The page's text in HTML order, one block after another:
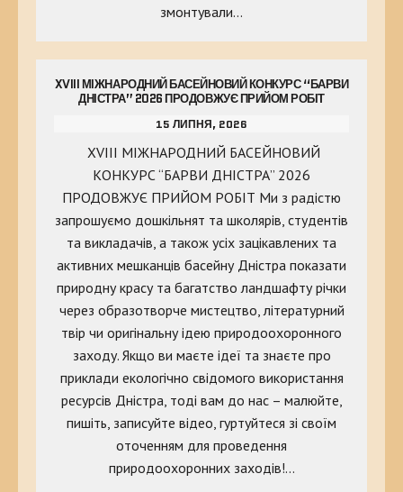
змонтували…
XVIII МІЖНАРОДНИЙ БАСЕЙНОВИЙ КОНКУРС “БАРВИ
ДНІСТРА” 2026 ПРОДОВЖУЄ ПРИЙОМ РОБІТ
15 ЛИПНЯ, 2026
XVIII МІЖНАРОДНИЙ БАСЕЙНОВИЙ
КОНКУРС “БАРВИ ДНІСТРА” 2026
ПРОДОВЖУЄ ПРИЙОМ РОБІТ Ми з радістю
запрошуємо дошкільнят та школярів, студентів
та викладачів, а також усіх зацікавлених та
активних мешканців басейну Дністра показати
природну красу та багатство ландшафту річки
через образотворче мистецтво, літературний
твір чи оригінальну ідею природоохоронного
заходу. Якщо ви маєте ідеї та знаєте про
приклади екологічно свідомого використання
ресурсів Дністра, тоді вам до нас – малюйте,
пишіть, записуйте відео, гуртуйтеся зі своїм
оточенням для проведення
природоохоронних заходів!…